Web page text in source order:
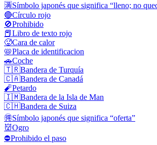
🈵Símbolo japonés que significa “lleno; no
🔴Círculo rojo
🚫Prohibido
📕 Libro de texto rojo
🥵Cara de calor
📛Placa de identificacion
🚗Coche
🇹🇷Bandera de Turquía
🇨🇦Bandera de Canadá
🧨Petardo
🇮🇲Bandera de la Isla de Man
🇨🇭Bandera de Suiza
🉐Símbolo japonés que significa “oferta”
👹Ogro
⛔Prohibido el paso